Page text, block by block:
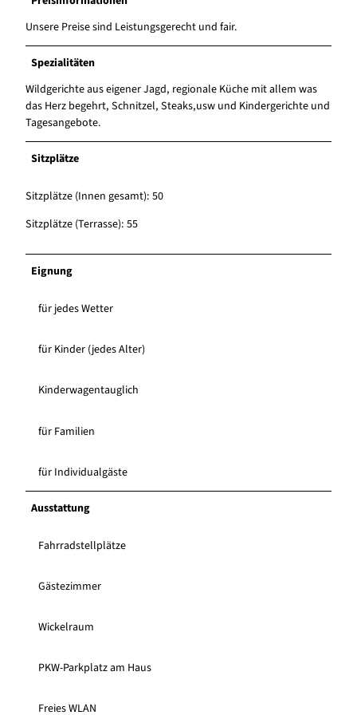
Unsere Preise sind Leistungsgerecht und fair.
Spezialitäten
Wildgerichte aus eigener Jagd, regionale Küche mit allem was
das Herz begehrt, Schnitzel, Steaks,usw und Kindergerichte und
Tagesangebote.
Sitzplätze
Sitzplätze (Innen gesamt): 50
Sitzplätze (Terrasse): 55
Eignung
für jedes Wetter
für Kinder (jedes Alter)
Kinderwagentauglich
für Familien
für Individualgäste
Ausstattung
Fahrradstellplätze
Gästezimmer
Wickelraum
PKW-Parkplatz am Haus
Freies WLAN